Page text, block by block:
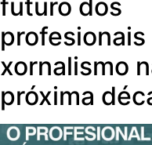
futuro dos
profesionais
xornalismo
próxima